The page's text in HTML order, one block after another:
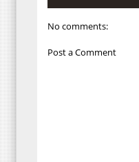
No comments:
Post a Comment